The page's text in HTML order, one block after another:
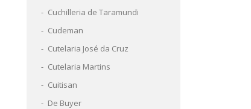
Cuchilleria de Taramundi
Cudeman
Cutelaria José da Cruz
Cutelaria Martins
Cuitisan
De Buyer